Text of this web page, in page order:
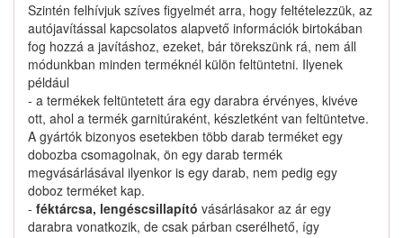
Szintén felhívjuk szíves figyelmét arra, hogy feltételezzük, az
autójavítással kapcsolatos alapvető információk birtokában
fog hozzá a javításhoz, ezeket, bár törekszünk rá, nem áll
módunkban minden terméknél külön feltüntetni. Ilyenek
például
- a termékek feltüntetett ára egy darabra érvényes, kivéve
ott, ahol a termék garnitúraként, készletként van feltüntetve.
A gyártók bizonyos esetekben több darab terméket egy
dobozba csomagolnak, ön egy darab termék
megvásárlásával ilyenkor is egy darab, nem pedig egy
doboz terméket kap.
- féktárcsa, lengéscsillapító vásárlásakor az ár egy
darabra vonatkozik, de csak párban cserélhető, így
Katalógusban nem szereplő termékek
Nem találtunk ilyen katalógus-terméket.
3831560B10 keresése